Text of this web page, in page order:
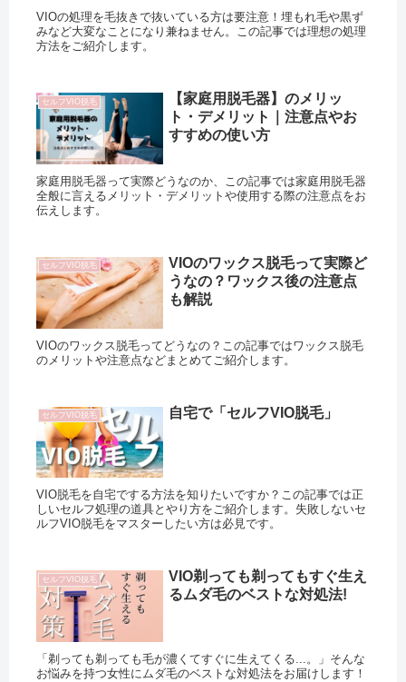
VIOの処理を毛抜きで抜いている方は要注意！埋もれ毛や黒ず
みなど大変なことになり兼ねません。この記事では理想の処理
方法をご紹介します。
セルフVIO脱毛
【家庭用脱毛器】のメリッ
ト・デメリット｜注意点やお
すすめの使い方
家庭用脱毛器って実際どうなのか、この記事では家庭用脱毛器
全般に言えるメリット・デメリットや使用する際の注意点をお
伝えします。
セルフVIO脱毛
VIOのワックス脱毛って実際ど
うなの？ワックス後の注意点
も解説
VIOのワックス脱毛ってどうなの？この記事ではワックス脱毛
のメリットや注意点などまとめてご紹介します。
セルフVIO脱毛 自宅で「セルフVIO脱毛」
VIO脱毛を自宅でする方法を知りたいですか？この記事では正
しいセルフ処理の道具とやり方をご紹介します。失敗しないセ
ルフVIO脱毛をマスターしたい方は必見です。
セルフVIO脱毛
VIO剃っても剃ってもすぐ生え
るムダ毛のベストな対処法!
「剃っても剃っても毛が濃くてすぐに生えてくる...。」そんな
お悩みを持つ女性にムダ毛のベストな対処法をお届けします！